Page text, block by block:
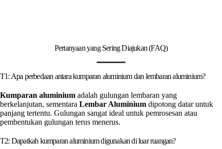
Pertanyaan yang Sering Diajukan (FAQ)
T1: Apa perbedaan antara kumparan aluminium dan lembaran aluminium?
Kumparan aluminium adalah gulungan lembaran yang
berkelanjutan, sementara Lembar Aluminium dipotong datar untuk
panjang tertentu. Gulungan sangat ideal untuk pemrosesan atau
pembentukan gulungan terus menerus.
T2: Dapatkah kumparan aluminium digunakan di luar ruangan?